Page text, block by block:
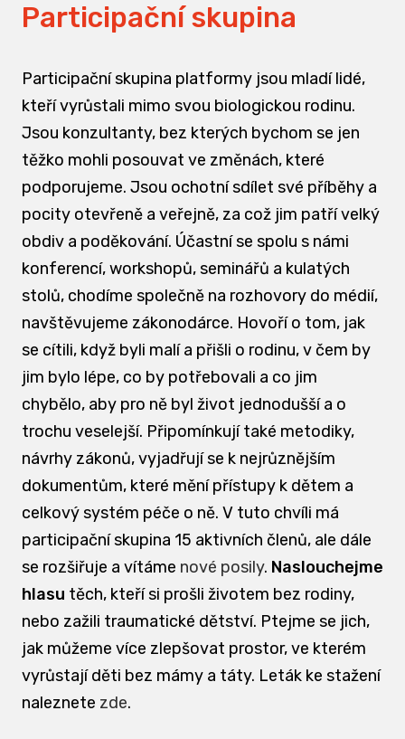
Participační skupina
Participační skupina platformy jsou mladí lidé,
kteří vyrůstali mimo svou biologickou rodinu.
Jsou konzultanty, bez kterých bychom se jen
těžko mohli posouvat ve změnách, které
podporujeme. Jsou ochotní sdílet své příběhy a
pocity otevřeně a veřejně, za což jim patří velký
obdiv a poděkování. Účastní se spolu s námi
konferencí, workshopů, seminářů a kulatých
stolů, chodíme společně na rozhovory do médií,
navštěvujeme zákonodárce. Hovoří o tom, jak
se cítili, když byli malí a přišli o rodinu, v čem by
jim bylo lépe, co by potřebovali a co jim
chybělo, aby pro ně byl život jednodušší a o
trochu veselejší. Připomínkují také metodiky,
návrhy zákonů, vyjadřují se k nejrůznějším
dokumentům, které mění přístupy k dětem a
celkový systém péče o ně. V tuto chvíli má
participační skupina 15 aktivních členů, ale dále
se rozšiřuje a vítáme nové posily. Naslouchejme
hlasu těch, kteří si prošli životem bez rodiny,
nebo zažili traumatické dětství. Ptejme se jich,
jak můžeme více zlepšovat prostor, ve kterém
vyrůstají děti bez mámy a táty. Leták ke stažení
naleznete zde.